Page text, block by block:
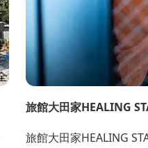
旅館大田家HEALING
旅館大田家HEALING